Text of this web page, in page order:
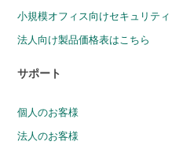
小規模オフィス向けセキュリティ
法人向け製品価格表はこちら
サポート
個人のお客様
法人のお客様